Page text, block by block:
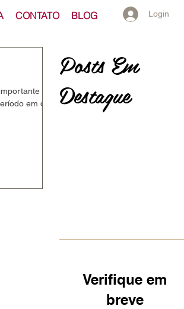
CONTATO BLOG Login
em que
Posts Em
Destaque
Verifique em
breve